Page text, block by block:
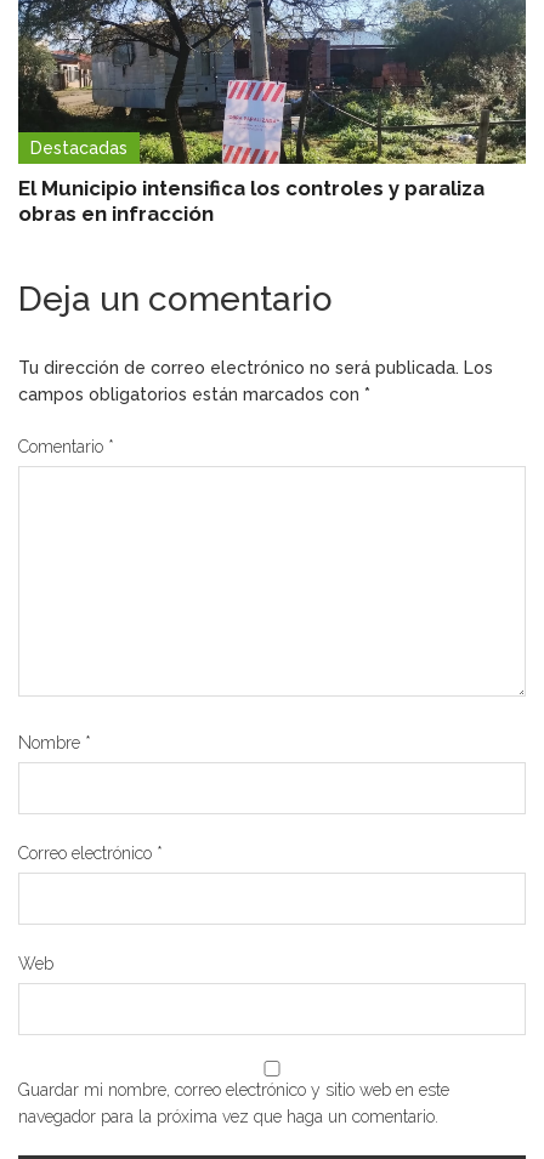
Destacadas
El Municipio intensifica los controles y paraliza
obras en infracción
Deja un comentario
Tu dirección de correo electrónico no será publicada. Los
campos obligatorios están marcados con *
Comentario *
Nombre *
Correo electrónico *
Web
Guardar mi nombre, correo electrónico y sitio web en este
navegador para la próxima vez que haga un comentario.